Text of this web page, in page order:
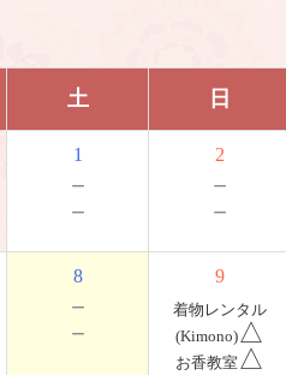
土 日
1
－
－
2
－
－
8
－
－
9
着物レンタル
(Kimono)△
お香教室 △